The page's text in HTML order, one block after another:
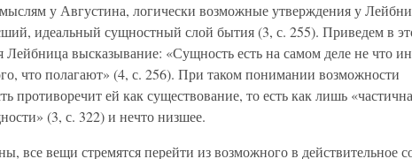
у Августина, логически возможные утверждения у
идеальный сущностный слой бытия (3, с. 255). Приведем в
Лейбница высказывание: «Сущность есть на самом деле не что
что полагают» (4, с. 256). При таком понимании возможности
противоречит ей как существование, то есть как лишь
(3, с. 322) и нечто низшее.
все вещи стремятся перейти из возможного в действительное